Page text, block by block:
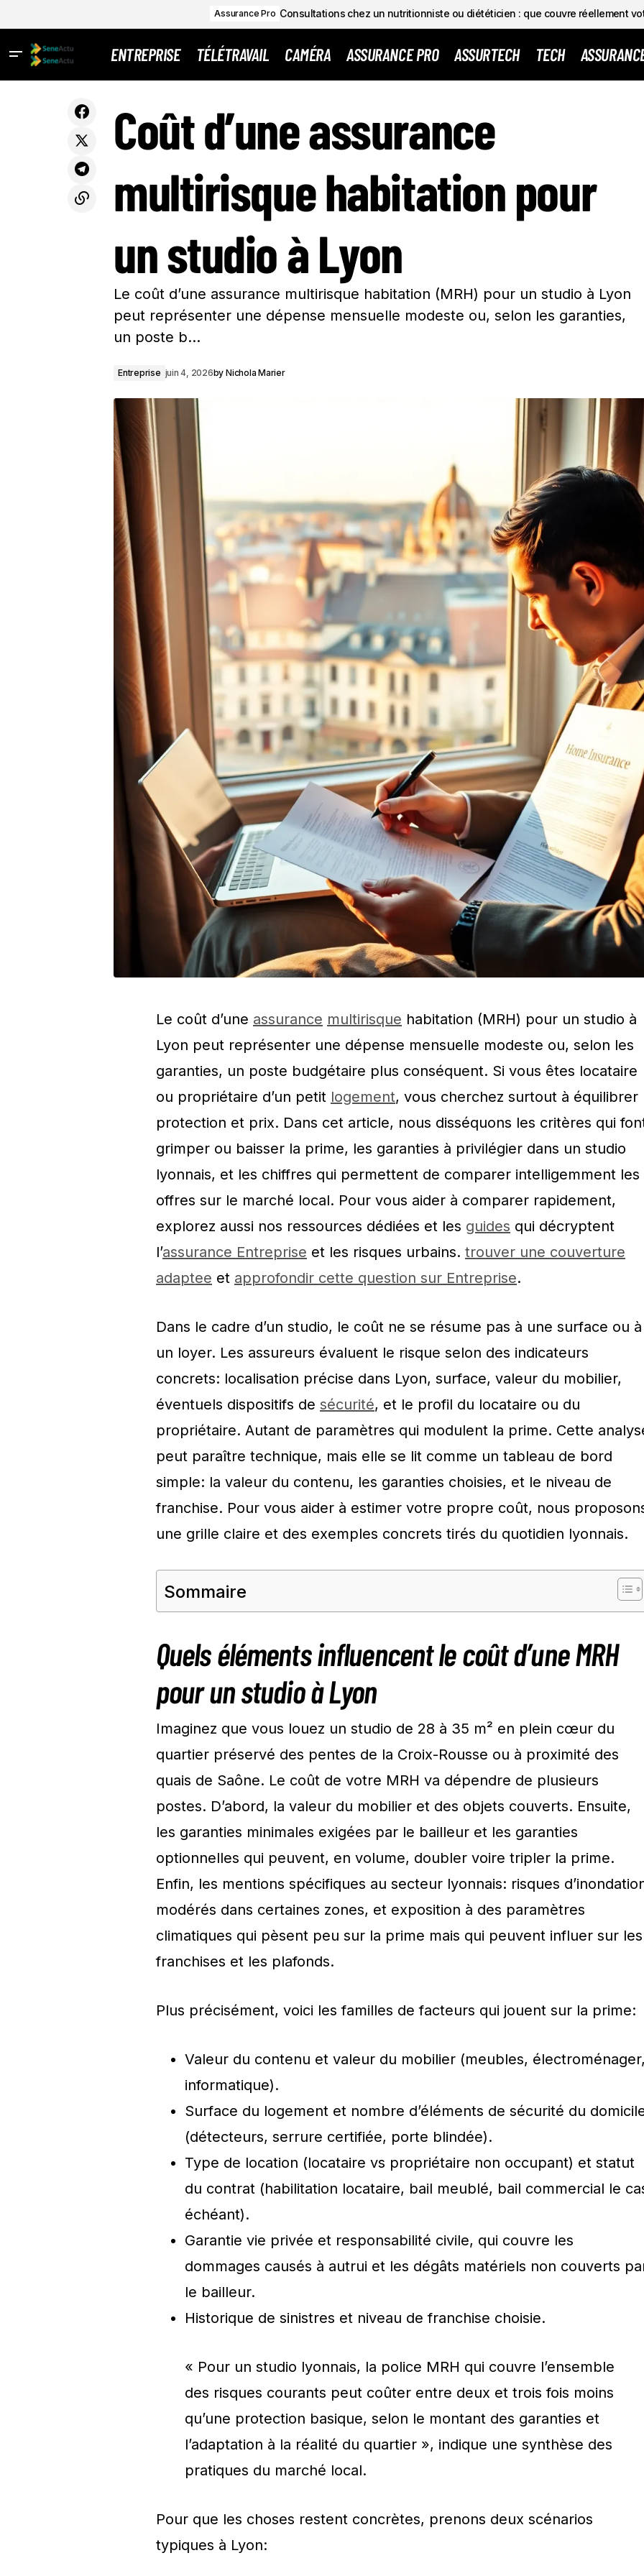
Assurance Pro Consultations chez un nutritionniste ou diététicien : que couvre réellement
ENTREPRISE TÉLÉTRAVAIL CAMÉRA ASSURANCE PRO ASSURTECH TECH
Déchets recherché(e) en Seine-Saint-
Denis EPT
Coût d’une assurance
multirisque habitation pour
un studio à Lyon
Le coût d’une assurance multirisque habitation (MRH) pour un studio à Lyon
peut représenter une dépense mensuelle modeste ou, selon les garanties,
un poste b…
Entreprise juin 4, 2026by Nichola Marier
Le coût d’une assurance multirisque habitation (MRH) pour un studio à
Lyon peut représenter une dépense mensuelle modeste ou, selon les
garanties, un poste budgétaire plus conséquent. Si vous êtes locataire
ou propriétaire d’un petit logement, vous cherchez surtout à équilibrer
protection et prix. Dans cet article, nous disséquons les critères qui
grimper ou baisser la prime, les garanties à privilégier dans un studio
lyonnais, et les chiffres qui permettent de comparer intelligemment les
offres sur le marché local. Pour vous aider à comparer rapidement,
explorez aussi nos ressources dédiées et les guides qui décryptent
l’assurance Entreprise et les risques urbains. trouver une couverture
adaptee et approfondir cette question sur Entreprise.
Dans le cadre d’un studio, le coût ne se résume pas à une surface ou à
un loyer. Les assureurs évaluent le risque selon des indicateurs
concrets: localisation précise dans Lyon, surface, valeur du mobilier,
éventuels dispositifs de sécurité, et le profil du locataire ou du
propriétaire. Autant de paramètres qui modulent la prime. Cette
peut paraître technique, mais elle se lit comme un tableau de bord
simple: la valeur du contenu, les garanties choisies, et le niveau de
franchise. Pour vous aider à estimer votre propre coût, nous
une grille claire et des exemples concrets tirés du quotidien lyonnais.
Sommaire
Quels éléments influencent le coût d’une MRH
pour un studio à Lyon
Imaginez que vous louez un studio de 28 à 35 m² en plein cœur du
quartier préservé des pentes de la Croix-Rousse ou à proximité des
quais de Saône. Le coût de votre MRH va dépendre de plusieurs
postes. D’abord, la valeur du mobilier et des objets couverts. Ensuite,
les garanties minimales exigées par le bailleur et les garanties
optionnelles qui peuvent, en volume, doubler voire tripler la prime.
Enfin, les mentions spécifiques au secteur lyonnais: risques
modérés dans certaines zones, et exposition à des paramètres
climatiques qui pèsent peu sur la prime mais qui peuvent influer sur les
franchises et les plafonds.
Plus précisément, voici les familles de facteurs qui jouent sur la prime:
Valeur du contenu et valeur du mobilier (meubles,
informatique).
Surface du logement et nombre d’éléments de sécurité du
(détecteurs, serrure certifiée, porte blindée).
Type de location (locataire vs propriétaire non occupant) et statut
du contrat (habilitation locataire, bail meublé, bail commercial le
échéant).
Garantie vie privée et responsabilité civile, qui couvre les
dommages causés à autrui et les dégâts matériels non couverts
le bailleur.
Historique de sinistres et niveau de franchise choisie.
« Pour un studio lyonnais, la police MRH qui couvre l’ensemble
des risques courants peut coûter entre deux et trois fois moins
qu’une protection basique, selon le montant des garanties et
l’adaptation à la réalité du quartier », indique une synthèse des
pratiques du marché local.
Pour que les choses restent concrètes, prenons deux scénarios
typiques à Lyon: